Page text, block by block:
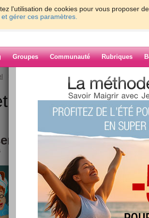
l'utilisation de cookies pour vous proposer
gérer ces paramètres.
Groupes Communauté Rubriques
> Fini, à présent je me repose !
je me repose !